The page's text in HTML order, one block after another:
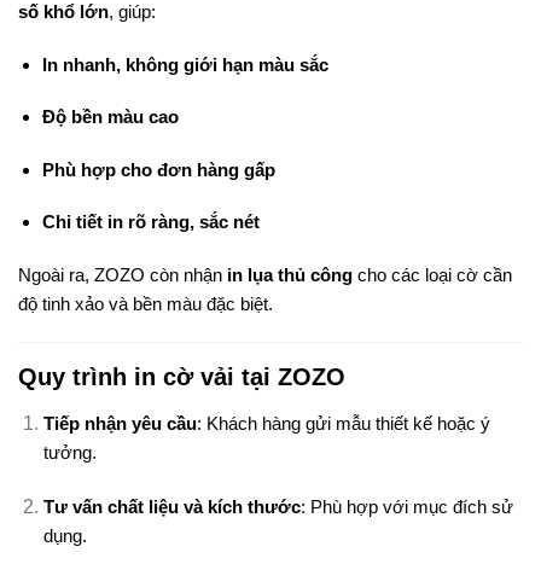
số khổ lớn, giúp:
In nhanh, không giới hạn màu sắc
Độ bền màu cao
Phù hợp cho đơn hàng gấp
Chi tiết in rõ ràng, sắc nét
Ngoài ra, ZOZO còn nhận in lụa thủ công cho các loại cờ cần
độ tinh xảo và bền màu đặc biệt.
Quy trình in cờ vải tại ZOZO
Tiếp nhận yêu cầu: Khách hàng gửi mẫu thiết kế hoặc ý
tưởng.
Tư vấn chất liệu và kích thước: Phù hợp với mục đích sử
dụng.